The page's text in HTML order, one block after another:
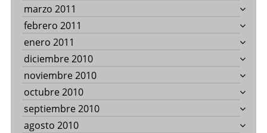
marzo 2011
febrero 2011
enero 2011
diciembre 2010
noviembre 2010
octubre 2010
septiembre 2010
agosto 2010